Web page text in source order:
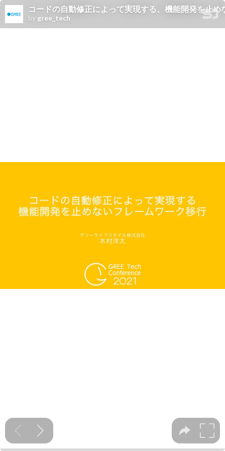
コードの自動修正によって実現する、機能開発を止め
by gree_tech